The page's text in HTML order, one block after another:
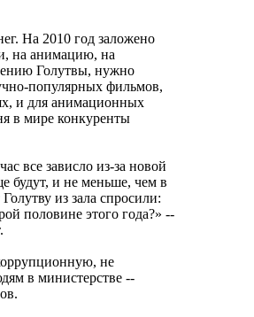
На 2010 год заложено
на анимацию, на
Голутвы, нужно
популярных фильмов,
и для анимационных
в мире конкуренты
все зависло из-за новой
будут, и не меньше, чем в
из зала спросили:
половине этого года?» --
не
в министерстве --